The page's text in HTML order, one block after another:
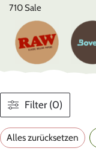
710 Sale
Filter (0)
Alles zurücksetzen